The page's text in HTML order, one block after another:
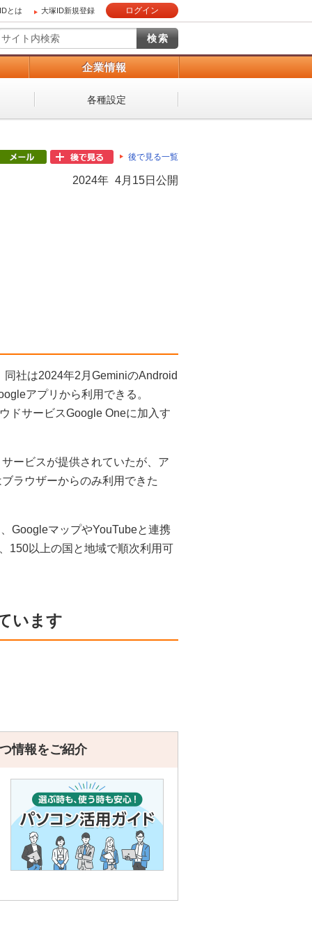
とは 大塚ID新規登録 ログイン
企業情報
各種設定
後で見る一覧
2024年 4月15日公開
社は2024年2月GeminiのAndroid
アプリから利用できる。
ドサービスGoogle Oneに加入す
ービスが提供されていたが、ア
ラウザーからのみ利用できた
GoogleマップやYouTubeと連携
150以上の国と地域で順次利用可
います
情報をご紹介